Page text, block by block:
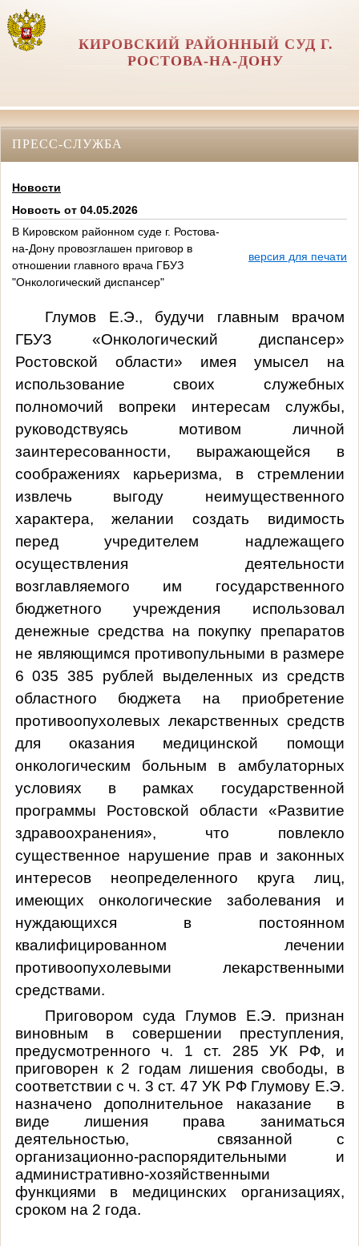
КИРОВСКИЙ РАЙОННЫЙ СУД Г.
РОСТОВА-НА-ДОНУ
ПРЕСС-СЛУЖБА
Новости
Новость от 04.05.2026
В Кировском районном суде г. Ростова-
на-Дону провозглашен приговор в
отношении главного врача ГБУЗ
"Онкологический диспансер"
версия для печати
Глумов Е.Э., будучи главным врачом
ГБУЗ «Онкологический диспансер»
Ростовской области» имея умысел на
использование своих служебных
полномочий вопреки интересам службы,
руководствуясь мотивом личной
заинтересованности, выражающейся в
соображениях карьеризма, в стремлении
извлечь выгоду неимущественного
характера, желании создать видимость
перед учредителем надлежащего
осуществления деятельности
возглавляемого им государственного
бюджетного учреждения использовал
денежные средства на покупку препаратов
не являющимся противопульными в размере
6 035 385 рублей выделенных из средств
областного бюджета на приобретение
противоопухолевых лекарственных средств
для оказания медицинской помощи
онкологическим больным в амбулаторных
условиях в рамках государственной
программы Ростовской области «Развитие
здравоохранения», что повлекло
существенное нарушение прав и законных
интересов неопределенного круга лиц,
имеющих онкологические заболевания и
нуждающихся в постоянном
квалифицированном лечении
противоопухолевыми лекарственными
средствами.
Приговором суда Глумов Е.Э.
признан
виновным в совершении преступления,
предусмотренного ч. 1 ст. 285 УК РФ, и
приговорен к 2 годам лишения свободы, в
соответствии с ч. 3 ст. 47 УК РФ Глумову Е.Э.
назначено дополнительное наказание в
виде лишения права заниматься
деятельностью, связанной с
организационно-распорядительными и
административно-хозяйственными
функциями в медицинских организациях,
сроком на 2 года.